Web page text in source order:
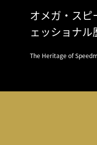
オメガ・スピ
ェッショナル
The Heritage of